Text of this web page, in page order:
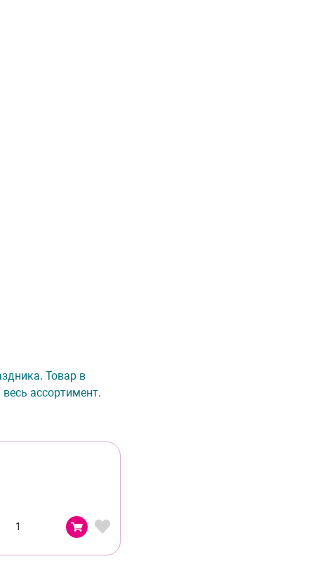
Товар в
ассортимент.